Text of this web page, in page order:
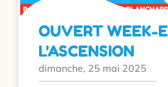
OUVERT WEEK-
L'ASCENSION
dimanche, 25 mai 2025